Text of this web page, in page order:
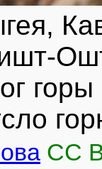
CC